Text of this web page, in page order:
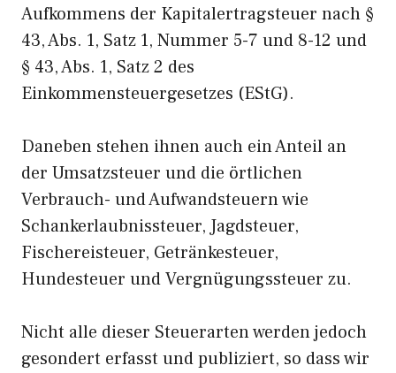
Aufkommens der Kapitalertragsteuer nach §
43, Abs. 1, Satz 1, Nummer 5-7 und 8-12 und
§ 43, Abs. 1, Satz 2 des
Einkommensteuergesetzes (EStG).
Daneben stehen ihnen auch ein Anteil an
der Umsatzsteuer und die örtlichen
Verbrauch- und Aufwandsteuern wie
Schankerlaubnissteuer, Jagdsteuer,
Fischereisteuer, Getränkesteuer,
Hundesteuer und Vergnügungssteuer zu.
Nicht alle dieser Steuerarten werden jedoch
gesondert erfasst und publiziert, so dass wir